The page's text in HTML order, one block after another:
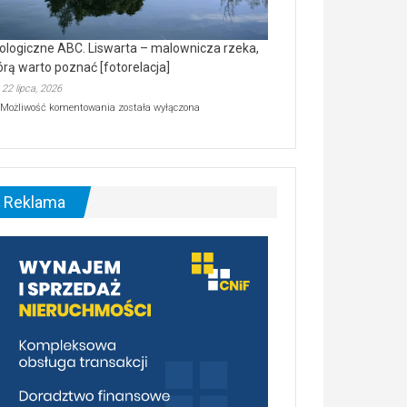
ABC. Liswarta – malownicza rzeka,
warto poznać [fotorelacja]
22 lipca, 2026
Możliwość komentowania Ekologiczne
–
malownicza
[fotorelacja]
została wyłączona
Reklama